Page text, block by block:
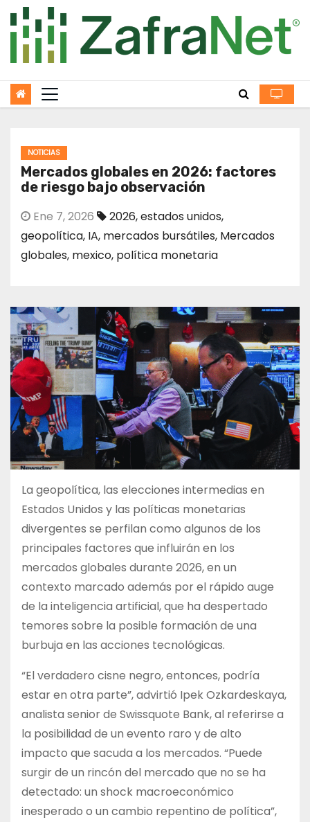
to
content
NOTICIAS
Mercados globales en 2026: factores
de riesgo bajo observación
Ene 7, 2026 2026,estados unidos,
geopolítica, IA, mercados bursátiles, Mercados
globales, mexico, política monetaria
La geopolítica, las elecciones intermedias en
Estados Unidos y las políticas monetarias
divergentes se perfilan como algunos de los
principales factores que influirán en los
mercados globales durante 2026, en un
contexto marcado además por el rápido auge
de la inteligencia artificial, que ha despertado
temores sobre la posible formación de una
burbuja en las acciones tecnológicas.
“El verdadero cisne negro, entonces, podría
estar en otra parte”, advirtió Ipek Ozkardeskaya,
analista senior de Swissquote Bank, al referirse a
la posibilidad de un evento raro y de alto
impacto que sacuda a los mercados. “Puede
surgir de un rincón del mercado que no se ha
detectado: un shock macroeconómico
inesperado o un cambio repentino de política”,